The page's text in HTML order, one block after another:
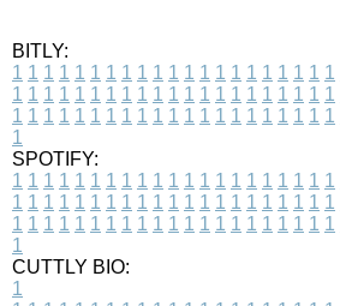
BITLY:
1 1 1 1 1 1 1 1 1 1 1 1 1 1 1 1 1 1 1 1 1
1 1 1 1 1 1 1 1 1 1 1 1 1 1 1 1 1 1 1 1 1
1 1 1 1 1 1 1 1 1 1 1 1 1 1 1 1 1 1 1 1 1
1
SPOTIFY:
1 1 1 1 1 1 1 1 1 1 1 1 1 1 1 1 1 1 1 1 1
1 1 1 1 1 1 1 1 1 1 1 1 1 1 1 1 1 1 1 1 1
1 1 1 1 1 1 1 1 1 1 1 1 1 1 1 1 1 1 1 1 1
1
CUTTLY BIO:
1